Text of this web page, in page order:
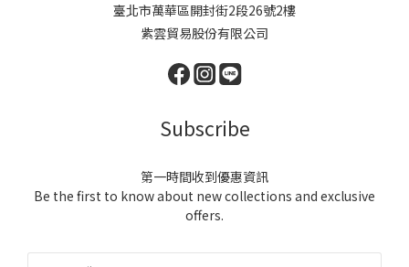
臺北市萬華區開封街2段26號2樓
紫雲貿易股份有限公司
Subscribe
第一時間收到優惠資訊
Be the first to know about new collections and exclusive
offers.